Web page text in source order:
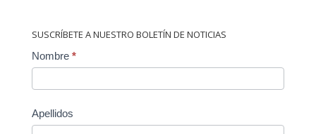
SUSCRÍBETE A NUESTRO BOLETÍN DE NOTICIAS
Contact
Nombre *
Apellidos